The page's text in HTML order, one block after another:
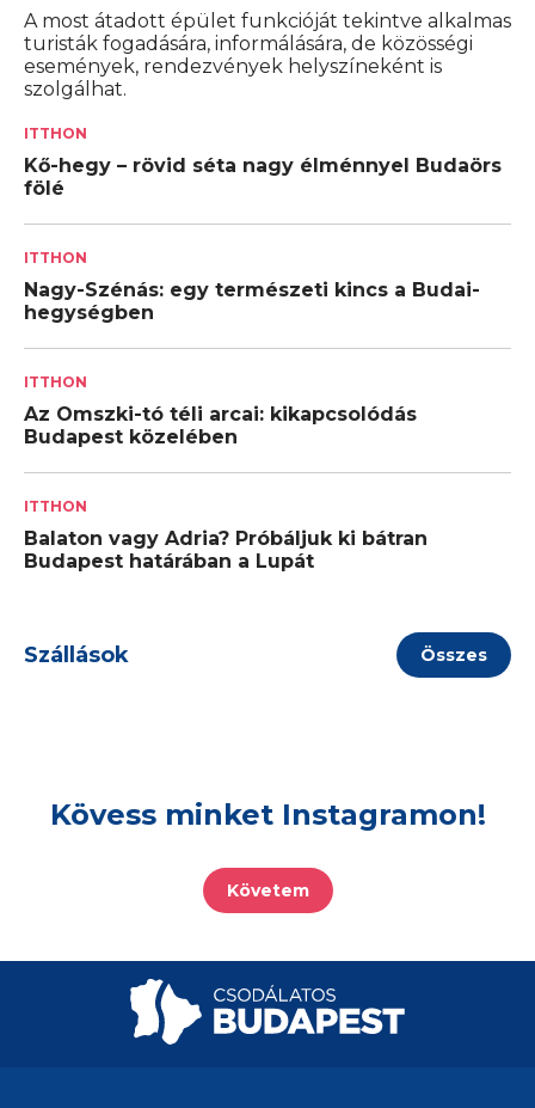
A most átadott épület funkcióját tekintve alkalmas
turisták fogadására, informálására, de közösségi
események, rendezvények helyszíneként is
szolgálhat.
ITTHON
Kő-hegy – rövid séta nagy élménnyel Budaörs
fölé
ITTHON
Nagy-Szénás: egy természeti kincs a Budai-
hegységben
ITTHON
Az Omszki-tó téli arcai: kikapcsolódás
Budapest közelében
ITTHON
Balaton vagy Adria? Próbáljuk ki bátran
Budapest határában a Lupát
Szállások Összes
Kövess minket Instagramon!
Követem